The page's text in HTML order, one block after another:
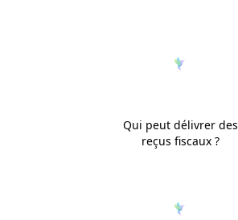
Qui peut délivrer des
reçus fiscaux ?